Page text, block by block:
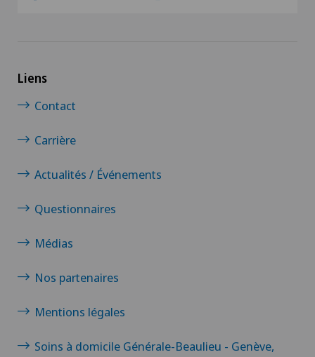
Pédiatrie
Pneumologie
Proctologie
Prothèse de genou
Liens
Contact
Carrière
Actualités / Événements
Questionnaires
Médias
Nos partenaires
Mentions légales
Soins à domicile Générale-Beaulieu - Genève,